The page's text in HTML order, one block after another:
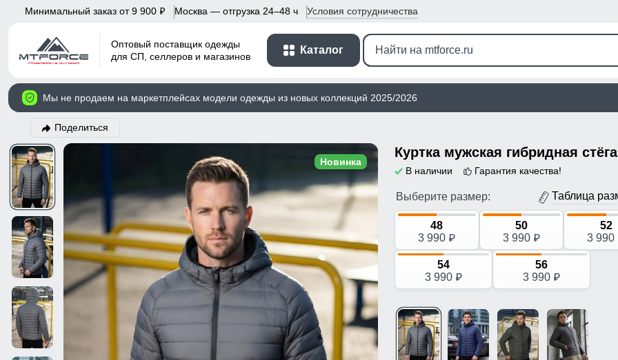
Минимальный заказ от 9 900 p Москва — отгрузка 24–48 ч Условия сотрудничества
Оптовый поставщик одежды
для СП, селлеров и магазинов
Каталог
Мы не продаем на маркетплейсах модели одежды из новых коллекций 2025/2026
Поделиться
Новинка
В наличии Гарантия качества!
Выберите размер: Таблица
48
3 990 p
50
3 990 p
52
3 990
54
3 990 p
56
3 990 p